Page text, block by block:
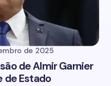
de 2025
de Almir Garnier
de Estado